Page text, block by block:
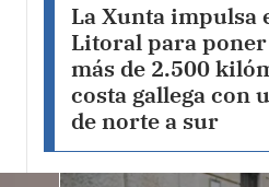
La Xunta impulsa
Litoral para
más de 2.500
costa gallega con
de norte a sur